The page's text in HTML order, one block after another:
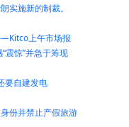
实施新的制裁。
上午市场报
震惊”并急于筹现
要自建发电
份并禁止产假旅游